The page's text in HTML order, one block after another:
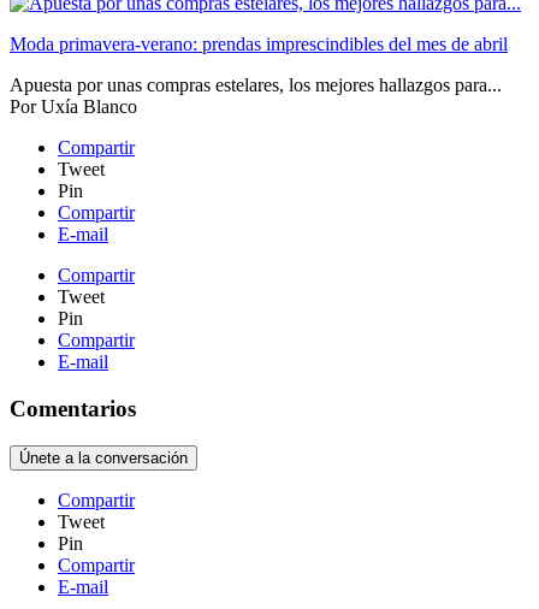
Moda primavera-verano: prendas imprescindibles del mes de abril
Apuesta por unas compras estelares, los mejores hallazgos para...
PorUxía Blanco
Compartir
Tweet
Pin
Compartir
E-mail
Compartir
Tweet
Pin
Compartir
E-mail
Comentarios
Únete a la conversación
Compartir
Tweet
Pin
Compartir
E-mail